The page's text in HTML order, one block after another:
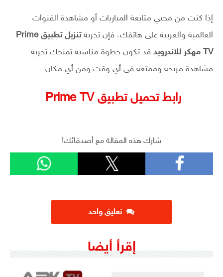
إذا كنت من محبي متابعة المباريات أو مشاهدة القنوات
العالمية والعربية على هاتفك، فإن تجربة
تنزيل تطبيق Prime
TV مهكر للاندرويد
قد تكون خطوة مناسبة تمنحك تجربة
مشاهدة مريحة وممتعة في أي وقت ومن أي مكان.
رابط تحميل تطبيق Prime TV
شارك هذه المقالة مع أصدقائك!
تعليق واحد
إقرأ أيضا